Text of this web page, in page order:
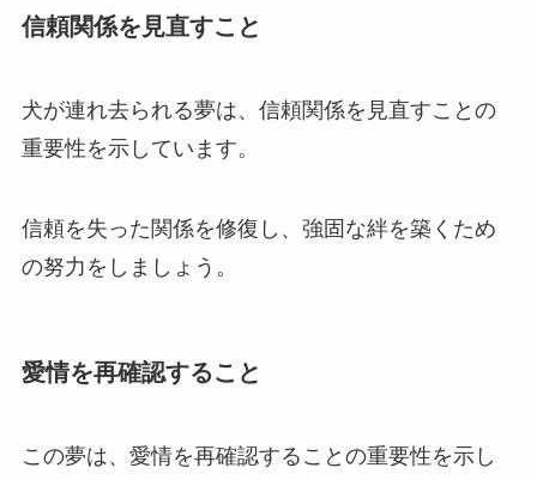
信頼関係を見直すこと
犬が連れ去られる夢は、信頼関係を見直すことの
重要性を示しています。
信頼を失った関係を修復し、強固な絆を築くため
の努力をしましょう。
愛情を再確認すること
この夢は、愛情を再確認することの重要性を示し